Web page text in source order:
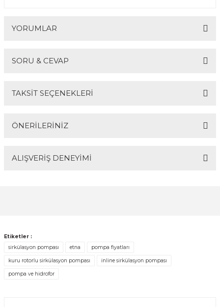
YORUMLAR
SORU & CEVAP
TAKSİT SEÇENEKLERİ
ÖNERİLERİNİZ
Bu ürünün fiyat bilgisi, resim, ürün açıklamalarında ve
Ürün fiyatı diğer sitelerden daha pahalı.
Bu ürüne benzer farklı alternatifler olmalı.
ALIŞVERİŞ DENEYİMİ
Etiketler :
sirkülasyon pompası
etna pompa fiyatları
kuru rotorlu sirkülasyon pompası inline sirkülasyon pompası
pompa ve hidrofor